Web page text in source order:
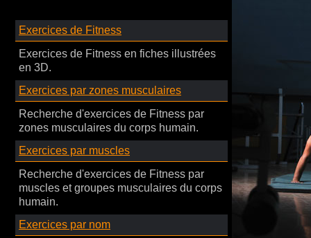
Exercices de Fitness
Exercices de Fitness en fiches illustrées
en 3D.
Exercices par zones musculaires
Recherche d'exercices de Fitness par
zones musculaires du corps humain.
Exercices par muscles
Recherche d'exercices de Fitness par
muscles et groupes musculaires du corps
humain.
Exercices par nom